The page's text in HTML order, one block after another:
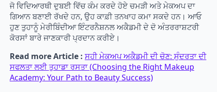
ਜੋ ਵਿਦਿਆਰਥੀ ਦੁਬਈ ਵਿੱਚ ਕੰਮ ਕਰਦੇ ਹੋਏ ਚਮੜੀ ਅਤੇ ਮੇਕਅਪ ਦਾ
ਗਿਆਨ ਬਣਾਈ ਰੱਖਦੇ ਹਨ, ਉਹ ਕਾਫ਼ੀ ਤਨਖਾਹ ਕਮਾ ਸਕਦੇ ਹਨ। ਆਓ
ਹੁਣ ਤੁਹਾਨੂੰ ਮੇਰੀਬਿੰਦੀਆ ਇੰਟਰਨੈਸ਼ਨਲ ਅਕੈਡਮੀ ਦੇ ਦੋ ਅੰਤਰਰਾਸ਼ਟਰੀ
ਕੋਰਸਾਂ ਬਾਰੇ ਜਾਣਕਾਰੀ ਪ੍ਰਦਾਨ ਕਰੀਏ।
Read more Article : ਸਹੀ ਮੇਕਅਪ ਅਕੈਡਮੀ ਦੀ ਚੋਣ: ਸੁੰਦਰਤਾ ਦੀ
ਸਫਲਤਾ ਲਈ ਤੁਹਾਡਾ ਰਸਤਾ (Choosing the Right Makeup
Academy: Your Path to Beauty Success)